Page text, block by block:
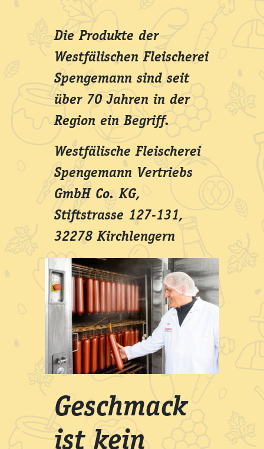
Die Produkte der
Westfälischen Fleischerei
Spengemann sind seit
über 70 Jahren in der
Region ein Begriff.
Westfälische Fleischerei
Spengemann Vertriebs
GmbH Co. KG,
Stiftstrasse 127-131,
32278 Kirchlengern
Geschmack
ist kein